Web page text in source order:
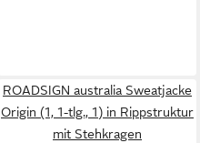
ROADSIGN australia Sweatjacke
Origin (1, 1-tlg., 1) in Rippstruktur
mit Stehkragen